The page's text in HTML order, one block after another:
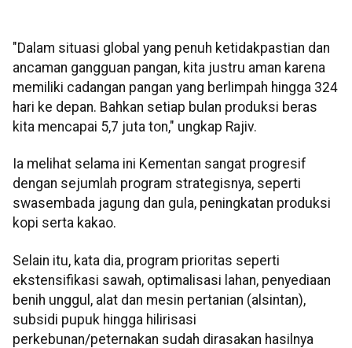
"Dalam situasi global yang penuh ketidakpastian dan
ancaman gangguan pangan, kita justru aman karena
memiliki cadangan pangan yang berlimpah hingga 324
hari ke depan. Bahkan setiap bulan produksi beras
kita mencapai 5,7 juta ton," ungkap Rajiv.
Ia melihat selama ini Kementan sangat progresif
dengan sejumlah program strategisnya, seperti
swasembada jagung dan gula, peningkatan produksi
kopi serta kakao.
Selain itu, kata dia, program prioritas seperti
ekstensifikasi sawah, optimalisasi lahan, penyediaan
benih unggul, alat dan mesin pertanian (alsintan),
subsidi pupuk hingga hilirisasi
perkebunan/peternakan sudah dirasakan hasilnya